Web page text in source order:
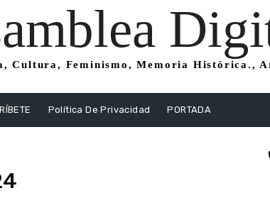
Cultura, Feminismo, Memoria Histórica.,
Política De Privacidad PORTADA